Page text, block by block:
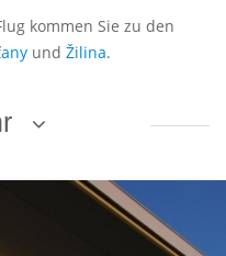
kommen Sie zu den
und Žilina.